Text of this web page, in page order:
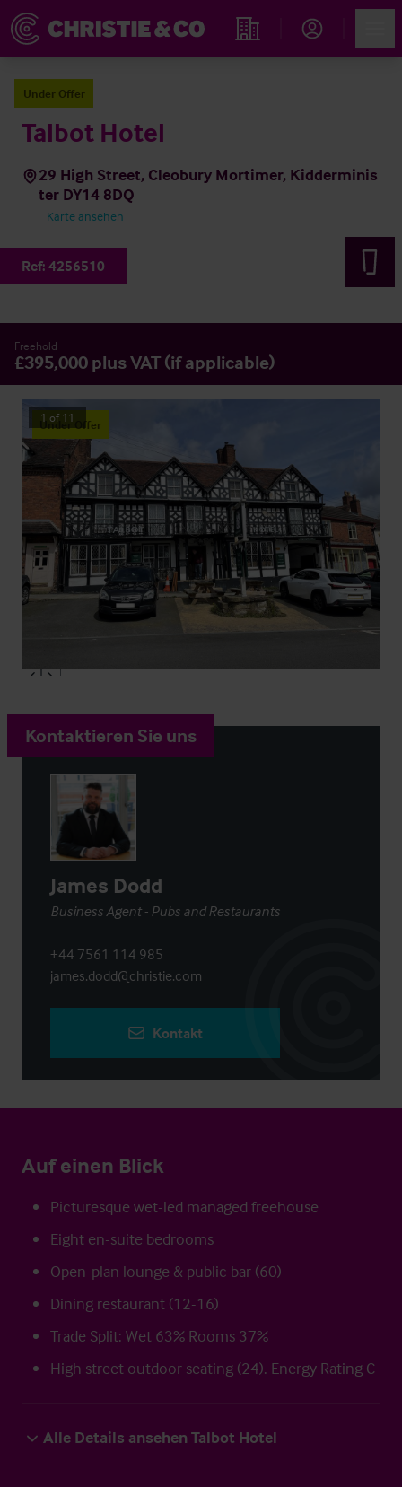
Immobiliensuche
Under Offer
Talbot Hotel
29 High Street, Cleobury Mortimer, Kidderminis
ter DY14 8DQ
Karte ansehen
Ref: 4256510
Freehold
£395,000 plus VAT (if applicable)
Under Offer
1 of 11
Kontaktieren Sie uns
James Dodd
Business Agent - Pubs and Restaurants
+44 7561 114 985
james.dodd@christie.com
Kontakt
Auf einen Blick
Picturesque wet-led managed freehouse
Eight en-suite bedrooms
Open-plan lounge & public bar (60)
Dining restaurant (12-16)
Trade Split: Wet 63% Rooms 37%
High street outdoor seating (24). Energy Rating C
Alle Details ansehen Talbot Hotel